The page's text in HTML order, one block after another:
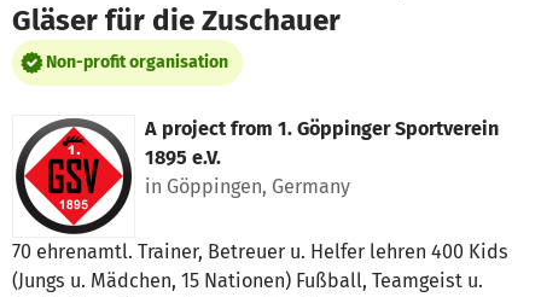
Gläser für die Zuschauer
Non-profit organisation
A project from 1. Göppinger Sportverein
1895 e.V.
in Göppingen, Germany
70 ehrenamtl. Trainer, Betreuer u. Helfer lehren 400 Kids
(Jungs u. Mädchen, 15 Nationen) Fußball, Teamgeist u.